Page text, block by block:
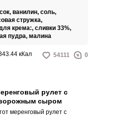
с хрустящей корочкой, в
от обычного безе.
ванилин, соль,
стружка,
крема:, сливки 33%,
пудра, малина
кКал 54111 0
рулет с
сыром
меренговый рулет с